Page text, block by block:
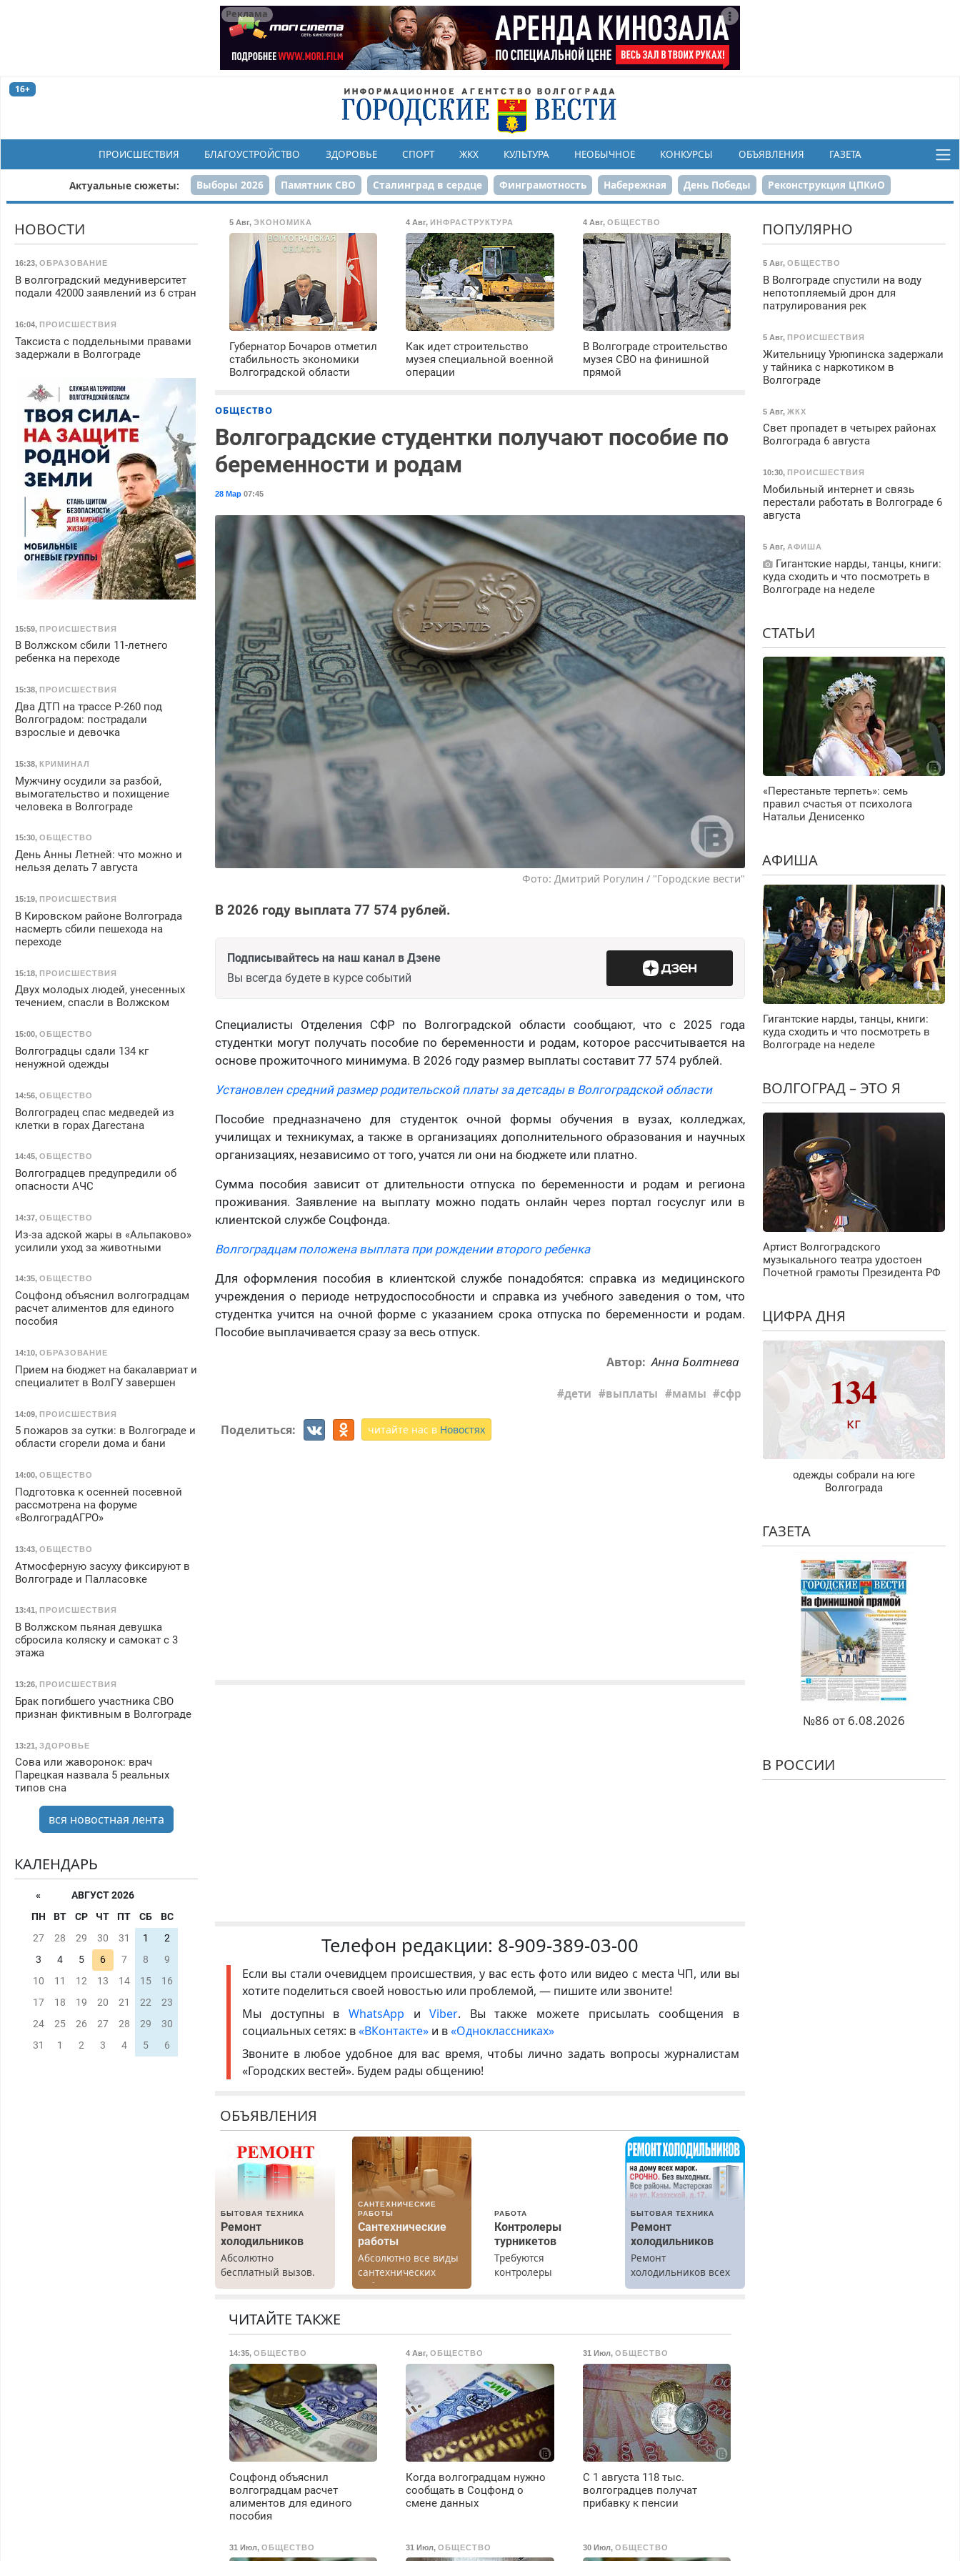
Реклама
16+
ПРОИСШЕСТВИЯ БЛАГОУСТРОЙСТВО ЗДОРОВЬЕ СПОРТ ЖКХ КУЛЬТУРА НЕОБЫЧНОЕ КОНКУРСЫ ОБЪЯВЛЕНИЯ ГАЗЕТА
Актуальные сюжеты: Выборы 2026 Памятник СВО Сталинград в сердце Финграмотность Набережная День Победы Реконструкция ЦПКиО
80-летие Победы Парк Героев-летчиков
5 Авг,ЭКОНОМИКА
Губернатор Бочаров отметил
стабильность экономики
Волгоградской области
4 Авг, ИНФРАСТРУКТУРА
Как идет строительство
музея специальной военной
операции
4 Авг, ОБЩЕСТВО
В Волгограде строительство
музея СВО на финишной
прямой
ОБЩЕСТВО
Волгоградские студентки получают пособие по
беременности и родам
28 Мар 07:45
Фото: Дмитрий Рогулин / "Городские вести"
В 2026 году выплата 77 574 рублей.
Подписывайтесь на наш канал в Дзене
Вы всегда будете в курсе событий
Специалисты Отделения СФР по Волгоградской области сообщают, что с 2025 года
студентки могут получать пособие по беременности и родам, которое рассчитывается на
основе прожиточного минимума. В 2026 году размер выплаты составит 77 574 рублей.
Установлен средний размер родительской платы за детсады в Волгоградской области
Пособие предназначено для студенток очной формы обучения в вузах, колледжах,
училищах и техникумах, а также в организациях дополнительного образования и научных
организациях, независимо от того, учатся ли они на бюджете или платно.
Сумма пособия зависит от длительности отпуска по беременности и родам и региона
проживания. Заявление на выплату можно подать онлайн через портал госуслуг или в
клиентской службе Соцфонда.
Волгоградцам положена выплата при рождении второго ребенка
Для оформления пособия в клиентской службе понадобятся: справка из медицинского
учреждения о периоде нетрудоспособности и справка из учебного заведения о том, что
студентка учится на очной форме с указанием срока отпуска по беременности и родам.
Пособие выплачивается сразу за весь отпуск.
Автор: Анна Болтнева
дети выплаты мамы сфр
Поделиться: читайте нас в Новостях
Телефон редакции: 8-909-389-03-00
Если вы стали очевидцем происшествия, у вас есть фото или видео с места ЧП, или вы
хотите поделиться своей новостью или проблемой, — пишите или звоните!
Мы доступны в WhatsApp иViber. Вы также можете присылать сообщения в
социальных сетях: в«ВКонтакте» и в«Одноклассниках»
Звоните в любое удобное для вас время, чтобы лично задать вопросы журналистам
«Городских вестей». Будем рады общению!
ОБЪЯВЛЕНИЯ
БЫТОВАЯ ТЕХНИКА
Ремонт
холодильников
Абсолютно
бесплатный вызов.
Ремонт
марок на дому, с
гарантией. Все р-ны.
выходных.
Пенсионерам –
скидки до 40%.
Мастер со стажем.
САНТЕХНИЧЕСКИЕ
РАБОТЫ
Сантехнические
работы
Абсолютно все виды
сантехнических
работ. Быстро.
РАБОТА
Контролеры
турникетов
Требуются
контролеры
ТК РФ. График работы
любой. Бесплатное
проживание. З/п – до
96000 рублей до
вычета налогов.
Ежемесячно
выплачивается
денежная премия.
Возможно бесплатное
обучение, получение
документов, работа
безопасности с з/п до
125000 руб.
БЫТОВАЯ ТЕХНИКА
Ремонт
холодильников
Ремонт
холодильников всех
марок на дому.
ЧИТАЙТЕ ТАКЖЕ
14:35,ОБЩЕСТВО
Соцфонд объяснил
волгоградцам расчет
алиментов для единого
пособия
4 Авг,ОБЩЕСТВО
Когда волгоградцам нужно
сообщать в Соцфонд о
смене данных
31 Июл, ОБЩЕСТВО
С 1 августа 118 тыс.
волгоградцев получат
прибавку к пенсии
31 Июл,ОБЩЕСТВО 31 Июл,ОБЩЕСТВО 30 Июл, ОБЩЕСТВО
НОВОСТИ
16:23, ОБРАЗОВАНИЕ
В волгоградский медуниверситет
подали 42000 заявлений из 6 стран
16:04, ПРОИСШЕСТВИЯ
Таксиста с поддельными правами
задержали в Волгограде
15:59, ПРОИСШЕСТВИЯ
В Волжском сбили 11-летнего
ребенка на переходе
15:38, ПРОИСШЕСТВИЯ
Два ДТП на трассе Р-260 под
Волгоградом: пострадали
взрослые и девочка
15:38, КРИМИНАЛ
Мужчину осудили за разбой,
вымогательство и похищение
человека в Волгограде
15:30, ОБЩЕСТВО
День Анны Летней: что можно и
нельзя делать 7 августа
15:19, ПРОИСШЕСТВИЯ
В Кировском районе Волгограда
насмерть сбили пешехода на
переходе
15:18, ПРОИСШЕСТВИЯ
Двух молодых людей, унесенных
течением, спасли в Волжском
15:00, ОБЩЕСТВО
Волгоградцы сдали 134 кг
ненужной одежды
14:56, ОБЩЕСТВО
Волгоградец спас медведей из
клетки в горах Дагестана
14:45, ОБЩЕСТВО
Волгоградцев предупредили об
опасности АЧС
14:37, ОБЩЕСТВО
Из-за адской жары в «Альпаково»
усилили уход за животными
14:35, ОБЩЕСТВО
Соцфонд объяснил волгоградцам
расчет алиментов для единого
пособия
14:10, ОБРАЗОВАНИЕ
Прием на бюджет на бакалавриат и
специалитет в ВолГУ завершен
14:09, ПРОИСШЕСТВИЯ
5 пожаров за сутки: в Волгограде и
области сгорели дома и бани
14:00, ОБЩЕСТВО
Подготовка к осенней посевной
рассмотрена на форуме
«ВолгоградАГРО»
13:43, ОБЩЕСТВО
Атмосферную засуху фиксируют в
Волгограде и Палласовке
13:41, ПРОИСШЕСТВИЯ
В Волжском пьяная девушка
сбросила коляску и самокат с 3
этажа
13:26, ПРОИСШЕСТВИЯ
Брак погибшего участника СВО
признан фиктивным в Волгограде
13:21, ЗДОРОВЬЕ
Сова или жаворонок: врач
Парецкая назвала 5 реальных
типов сна
вся новостная лента
КАЛЕНДАРЬ
«
АВГУСТ 2026
ПН
ВТ СР ЧТ ПТ СБ
ВС
27
28 29 30 31 1
2
3
4 5 6 7 8
9
10
11 12 13 14 15
16
17
18 19 20 21 22
23
24
25 26 27 28 29
30
31
1 2 3 4 5 6
ПОПУЛЯРНО
5 Авг, ОБЩЕСТВО
В Волгограде спустили на воду
непотопляемый дрон для
патрулирования рек
5 Авг, ПРОИСШЕСТВИЯ
Жительницу Урюпинска задержали
у тайника с наркотиком в
Волгограде
5 Авг, ЖКХ
Свет пропадет в четырех районах
Волгограда 6 августа
10:30, ПРОИСШЕСТВИЯ
Мобильный интернет и связь
перестали работать в Волгограде 6
августа
5 Авг, АФИША
Гигантские нарды, танцы, книги:
куда сходить и что посмотреть в
Волгограде на неделе
СТАТЬИ
«Перестаньте терпеть»: семь
правил счастья от психолога
Натальи Денисенко
АФИША
Гигантские нарды, танцы, книги:
куда сходить и что посмотреть в
Волгограде на неделе
ВОЛГОГРАД – ЭТО Я
Артист Волгоградского
музыкального театра удостоен
Почетной грамоты Президента РФ
ЦИФРА ДНЯ
134
кг
одежды собрали на юге
Волгограда
ГАЗЕТА
№86 от 6.08.2026
В РОССИИ